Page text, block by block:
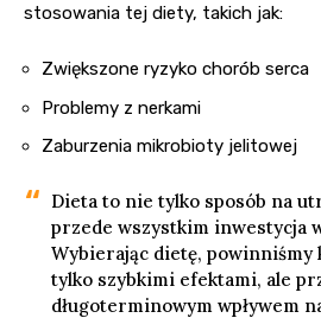
stosowania tej diety, takich jak:
Zwiększone ryzyko chorób serca
Problemy z nerkami
Zaburzenia mikrobioty jelitowej
Dieta to nie tylko sposób na
przede wszystkim inwestycja
Wybierając dietę, powinniśmy
tylko szybkimi efektami, ale
długoterminowym wpływem